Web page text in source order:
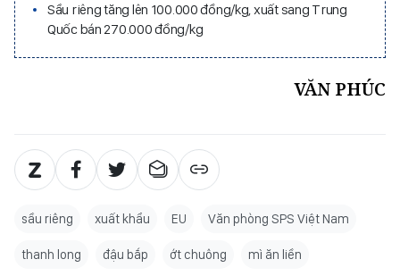
Sầu riêng tăng lên 100.000 đồng/kg, xuất sang Trung
Quốc bán 270.000 đồng/kg
VĂN PHÚC
sầu riêng xuất khẩu EU Văn phòng SPS Việt Nam
thanh long đậu bắp ớt chuông mì ăn liền